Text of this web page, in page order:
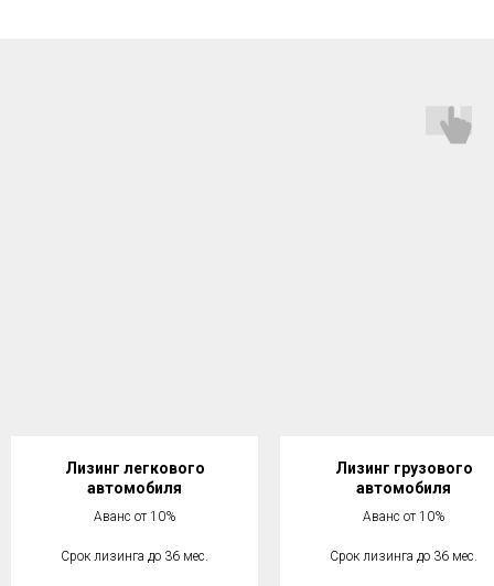
Лизинг легкового
автомобиля
Аванс от 10%
Срок лизинга до 36 мес.
Лизинг грузового
автомобиля
Аванс от 10%
Срок лизинга до 36 мес.